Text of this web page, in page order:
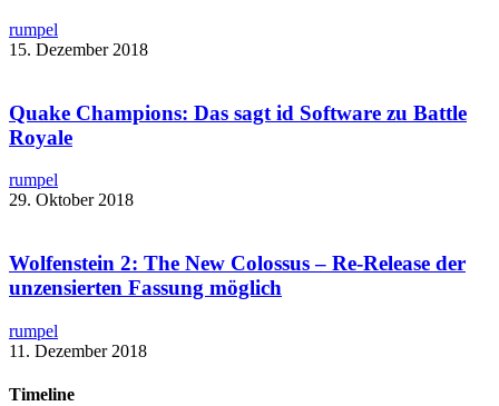
rumpel
15. Dezember 2018
Quake Champions: Das sagt id Software zu Battle
Royale​
rumpel
29. Oktober 2018
Wolfenstein 2: The New Colossus – ​Re-Release der
unzensierten Fassung möglich
rumpel
11. Dezember 2018
Timeline